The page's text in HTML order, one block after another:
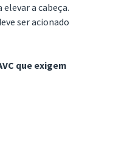
a cabeça.
ser acionado
que exigem